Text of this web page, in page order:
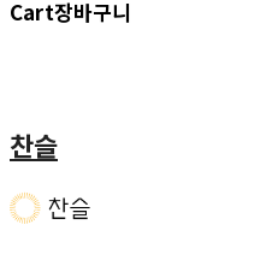
Cart장바구니
찬슬